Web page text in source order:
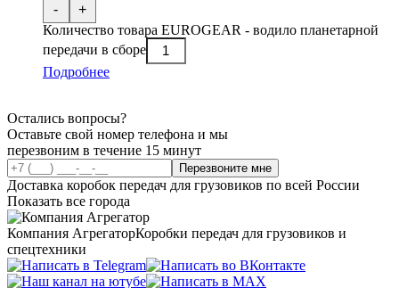
-
Количество товара EUROGEAR - водило планетарной
передачи в сборе
+
Подробнее
Остались вопросы?
Оставьте свой номер телефона и мы
перезвоним в течение 15 минут
Перезвоните мне
Доставка коробок передач для грузовиков по всей России
Показать все города
Компания АгрегаторКоробки передач для грузовиков и
спецтехники